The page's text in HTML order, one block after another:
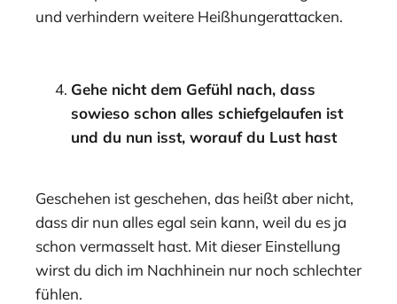
und verhindern weitere Heißhungerattacken.
Gehe nicht dem Gefühl nach, dass
sowieso schon alles schiefgelaufen ist
und du nun isst, worauf du Lust hast
Geschehen ist geschehen, das heißt aber nicht,
dass dir nun alles egal sein kann, weil du es ja
schon vermasselt hast. Mit dieser Einstellung
wirst du dich im Nachhinein nur noch schlechter
fühlen.